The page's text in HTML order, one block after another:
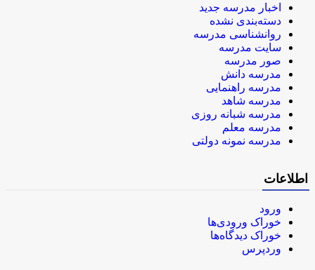
اخبار مدرسه جدید
دسته‌بندی نشده
روانشناسی مدرسه
سایت مدرسه
صور مدرسه
مدرسه دانش
مدرسه راهنمایی
مدرسه شاهد
مدرسه شبانه روزی
مدرسه معلم
مدرسه نمونه دولتی
اطلاعات
ورود
خوراک ورودی‌ها
خوراک دیدگاه‌ها
وردپرس